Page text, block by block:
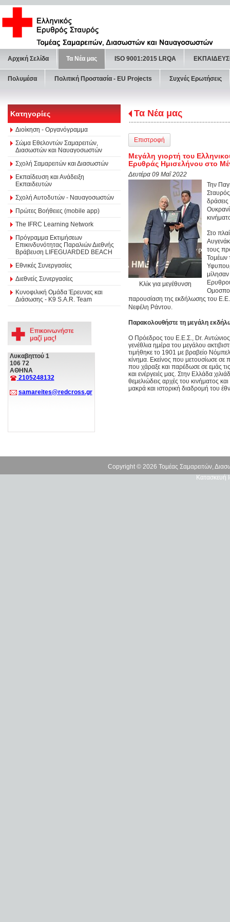
Αρχική Σελίδα Τα Νέα μας ISO 9001:2015 LRQA
Πολυμέσα Πολιτική Προστασία - ΕU Projects Συχνές Ερωτήσεις
Κατηγορίες
Διοίκηση - Οργανόγραμμα
Σώμα Εθελοντών Σαμαρειτών,
Διασωστών και Ναυαγοσωστών
Σχολή Σαμαρειτών και Διασωστών
Εκπαίδευση και Ανάδειξη
Εκπαιδευτών
Σχολή Αυτοδυτών - Ναυαγοσωστών
Πρώτες Βοήθειες (mobile app)
The IFRC Learning Network
Πρόγραμμα Εκτιμήσεων
Επικινδυνότητας Παραλιών Διεθνής
Βράβευση LIFEGUARDED BEACH
Εθνικές Συνεργασίες
Διεθνείς Συνεργασίες
Κυνοφιλική Ομάδα Έρευνας και
Διάσωσης - Κ9 S.A.R. Team
Λυκαβηττού 1
106 72
ΑΘΗΝΑ
2105248132
samareites@redcross.gr
Τα Νέα μας
Επιστροφή
Μεγάλη γιορτή του
Ερυθράς Ημισελήνου στο
Δευτέρα 09 Μαΐ 2022
Κλίκ για μεγέθυνση
Την
Στο
τους
Τομέων
παρουσίαση της εκδήλωσης του
Νεφέλη Ράντου.
Παρακολουθήστε τη μεγάλη
Ο Πρόεδρος του Ε.Ε.Σ., Dr. Αντώνιος
γενέθλια ημέρα του μεγάλου
τιμήθηκε το 1901 με βραβείο
κίνημα. Εκείνος που μετουσίωσε σε
που χάραξε και παρέδωσε σε εμάς
και ενέργειές μας. Στην Ελλάδα
θεμελιώδεις αρχές του κινήματος
μακρά και ιστορική διαδρομή του
Copyright © 2026 Τομέας Σαμαρειτών,
Κατασκευή